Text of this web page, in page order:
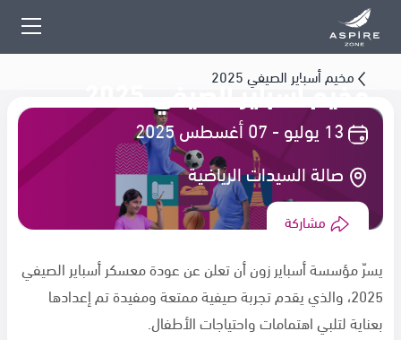
مخيم أسباير الصيفي 2025
13 يوليو - 07 أغسطس 2025
صالة السيدات الرياضية
مشاركة
يسرّ مؤسسة أسباير زون أن تعلن عن عودة معسكر أسباير الصيفي
2025، والذي يقدم تجربة صيفية ممتعة ومفيدة تم إعدادها
بعناية لتلبي اهتمامات واحتياجات الأطفال.